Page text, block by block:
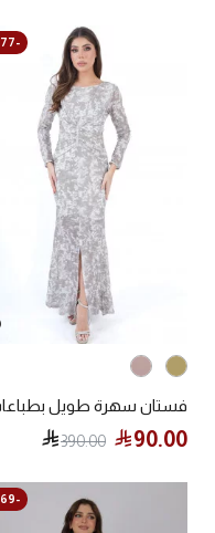
-77 %
90.00
390.00
-69 %